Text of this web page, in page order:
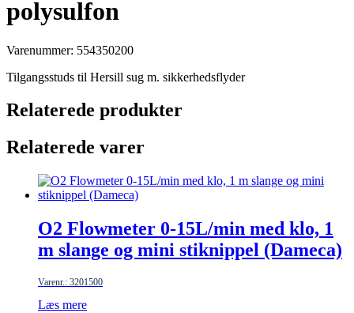
polysulfon
Varenummer: 554350200
Tilgangsstuds til Hersill sug m. sikkerhedsflyder
Relaterede produkter
Relaterede varer
O2 Flowmeter 0-15L/min med klo, 1
m slange og mini stiknippel (Dameca)
Varenr.: 3201500
Læs mere